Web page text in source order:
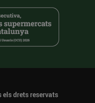
els drets reservats